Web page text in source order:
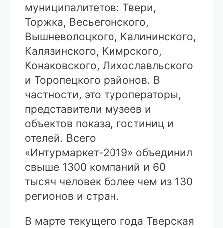
муниципалитетов: Твери,
Торжка, Весьегонского,
Вышневолоцкого, Калининского,
Калязинского, Кимрского,
Конаковского, Лихославльского
и Торопецкого районов. В
частности, это туроператоры,
представители музеев и
объектов показа, гостиниц и
отелей. Всего
«Интурмаркет-2019» объединил
свыше 1300 компаний и 60
тысяч человек более чем из 130
регионов и стран.
В марте текущего года Тверская